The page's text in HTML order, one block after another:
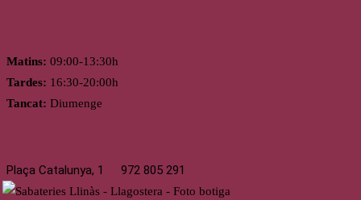
Matins: 09:00-13:30h
Tardes: 16:30-20:00h
Tancat: Diumenge
Plaça Catalunya, 1 972 805 291